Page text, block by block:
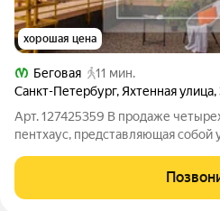
хорошая цена
Беговая
11 мин.
Санкт-Петербург, Яхтенная улица,
Арт. 127425359 В продаже
пентхаус, представляющая собой
благоустроенной, перспективной
Северной Столицы. Фактическая